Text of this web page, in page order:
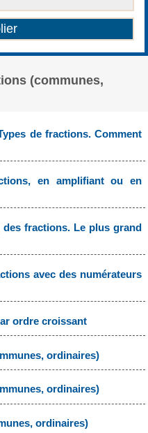
(communes,
de fractions. Comment
en amplifiant ou en
fractions. Le plus grand
avec des numérateurs
ordre croissant
ordinaires)
ordinaires)
ordinaires)